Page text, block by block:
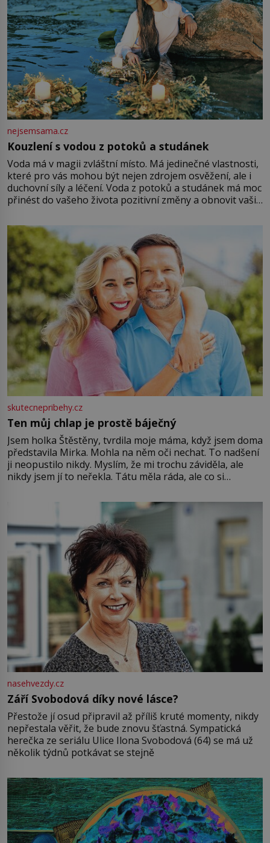
nejsemsama.cz
Kouzlení s vodou z potoků a studánek
Voda má v magii zvláštní místo. Má jedinečné vlastnosti,
které pro vás mohou být nejen zdrojem osvěžení, ale i
duchovní síly a léčení. Voda z potoků a studánek má moc
přinést do vašeho života pozitivní změny a obnovit vaši
můžete obohatit své rituály a přinést do svého života
větší harmonii a klid. Je důležité
skutecnepribehy.cz
Ten můj chlap je prostě báječný
Jsem holka Štěstěny, tvrdila moje máma, když jsem doma
představila Mirka. Mohla na něm oči nechat. To nadšení
ji neopustilo nikdy. Myslím, že mi trochu záviděla, ale
nikdy jsem jí to neřekla. Tátu měla ráda, ale co si
Jsme spolu moc rádi Tehdy byla jiná doba, když
nasehvezdy.cz
Září Svobodová díky nové lásce?
Přestože jí osud připravil až příliš kruté momenty, nikdy
nepřestala věřit, že bude znovu šťastná. Sympatická
herečka ze seriálu Ulice Ilona Svobodová (64) se má už
několik týdnů potkávat se stejně